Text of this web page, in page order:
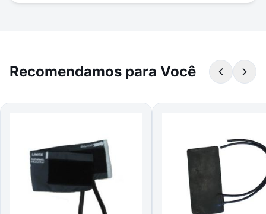
Recomendamos para Você